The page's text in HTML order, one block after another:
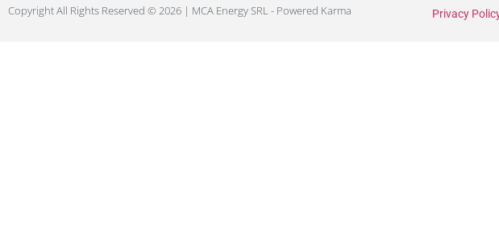
Copyright All Rights Reserved © 2026 | MCA Energy SRL - Powered Karma Privacy